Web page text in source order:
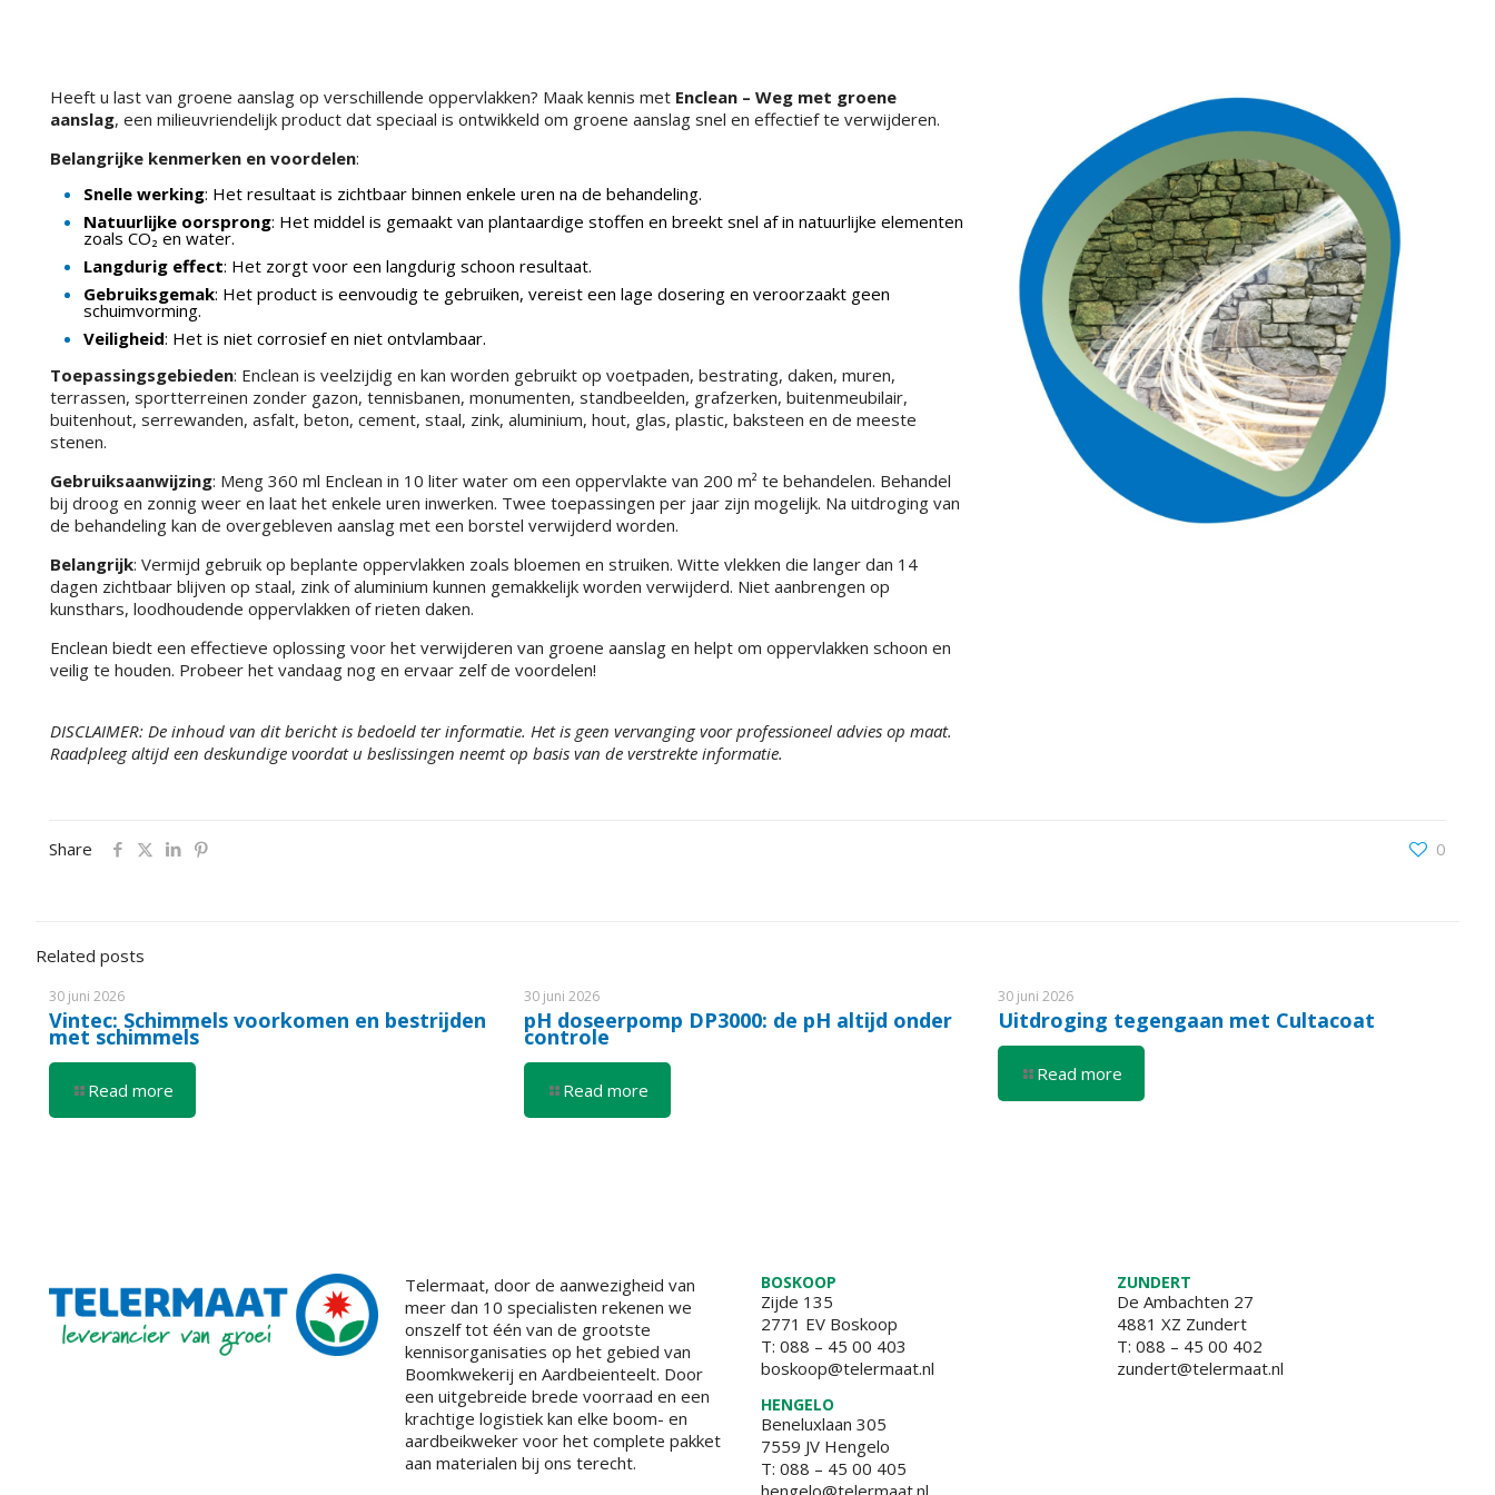
Heeft u last van groene aanslag op verschillende oppervlakken? Maak kennis met Enclean – Weg met groene
aanslag, een milieuvriendelijk product dat speciaal is ontwikkeld om groene aanslag snel en effectief te verwijderen.
Belangrijke kenmerken en voordelen:
Snelle werking: Het resultaat is zichtbaar binnen enkele uren na de behandeling.
Natuurlijke oorsprong: Het middel is gemaakt van plantaardige stoffen en breekt snel af in natuurlijke elementen
zoals CO₂ en water.
Langdurig effect: Het zorgt voor een langdurig schoon resultaat.
Gebruiksgemak: Het product is eenvoudig te gebruiken, vereist een lage dosering en veroorzaakt geen
schuimvorming.
Veiligheid: Het is niet corrosief en niet ontvlambaar.
Toepassingsgebieden: Enclean is veelzijdig en kan worden gebruikt op voetpaden, bestrating, daken, muren,
terrassen, sportterreinen zonder gazon, tennisbanen, monumenten, standbeelden, grafzerken, buitenmeubilair,
buitenhout, serrewanden, asfalt, beton, cement, staal, zink, aluminium, hout, glas, plastic, baksteen en de meeste
stenen.
Gebruiksaanwijzing: Meng 360 ml Enclean in 10 liter water om een oppervlakte van 200 m² te behandelen. Behandel
bij droog en zonnig weer en laat het enkele uren inwerken. Twee toepassingen per jaar zijn mogelijk. Na uitdroging van
de behandeling kan de overgebleven aanslag met een borstel verwijderd worden.
Belangrijk: Vermijd gebruik op beplante oppervlakken zoals bloemen en struiken. Witte vlekken die langer dan 14
dagen zichtbaar blijven op staal, zink of aluminium kunnen gemakkelijk worden verwijderd. Niet aanbrengen op
kunsthars, loodhoudende oppervlakken of rieten daken.
Enclean biedt een effectieve oplossing voor het verwijderen van groene aanslag en helpt om oppervlakken schoon en
veilig te houden. Probeer het vandaag nog en ervaar zelf de voordelen!
DISCLAIMER: De inhoud van dit bericht is bedoeld ter informatie. Het is geen vervanging voor professioneel advies op maat.
Raadpleeg altijd een deskundige voordat u beslissingen neemt op basis van de verstrekte informatie.
Share 0
Related posts
30 juni 2026
Vintec: Schimmels voorkomen en bestrijden
met schimmels
Read more
30 juni 2026
pH doseerpomp DP3000: de pH altijd onder
controle
Read more
30 juni 2026
Uitdroging tegengaan met Cultacoat
Read more
Telermaat, door de aanwezigheid van
meer dan 10 specialisten rekenen we
onszelf tot één van de grootste
kennisorganisaties op het gebied van
Boomkwekerij en Aardbeienteelt. Door
een uitgebreide brede voorraad en een
krachtige logistiek kan elke boom- en
aardbeikweker voor het complete pakket
aan materialen bij ons terecht.
BOSKOOP
Zijde 135
2771 EV Boskoop
T: 088 – 45 00 403
boskoop@telermaat.nl
HENGELO
Beneluxlaan 305
7559 JV Hengelo
T: 088 – 45 00 405
hengelo@telermaat.nl
ZUNDERT
De Ambachten 27
4881 XZ Zundert
T: 088 – 45 00 402
zundert@telermaat.nl